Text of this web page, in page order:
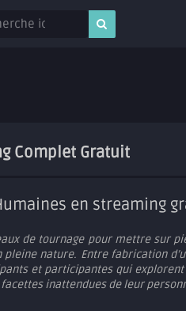
Complet Gratuit
en streaming
de tournage pour mettre sur
pleine nature. Entre fabrication
et participantes qui
inattendues de leur